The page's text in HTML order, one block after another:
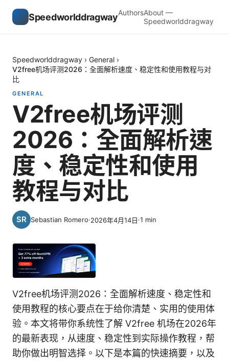
SpeedworlddragwayAuthorsAbout —
Speedworlddragway
Speedworlddragway › General ›
V2free机场评测2026：全面解析速度、稳定性和使用教程与对
比
GENERAL
V2free机场评测
2026：全面解析速
度、稳定性和使用
教程与对比
Sebastian Romero·2026年4月14日·1 min
V2free机场评测2026：全面解析速度、稳定性和
使用教程的核心要点在于给你清楚、实用的使用体
验。本文将带你系统性了解 V2free 机场在2026年
的最新表现，从速度、稳定性到实际操作教程，帮
助你做出明智选择。以下是本篇的快速摘要，以及